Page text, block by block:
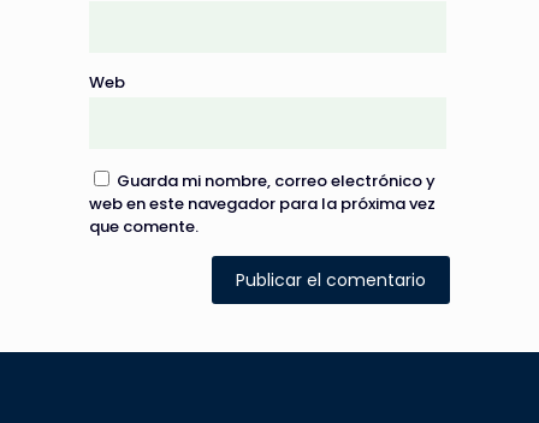
Web
Guarda mi nombre, correo electrónico y
web en este navegador para la próxima vez
que comente.